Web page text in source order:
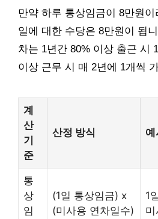
만약 하루 통상임금이 8만원
일에 대한 수당은 8만원이 됩
차는 1년간 80% 이상 출근 시
이상 근무 시 매 2년에 1개씩
계
산
기
준
산정 방식 예
통
상
임
(1일 통상임금) x
(미사용 연차일수)
1